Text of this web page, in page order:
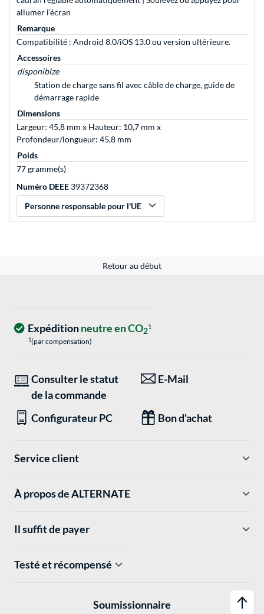
allumer l’écran
Remarque
Compatibilité : Android 8.0/iOS 13.0 ou version ultérieure.
Accessoires
disponiblze
Station de charge sans fil avec câble de charge, guide de
démarrage rapide
Dimensions
Largeur: 45,8 mm x Hauteur: 10,7 mm x
Profondeur/longueur: 45,8 mm
Poids
77 gramme(s)
Numéro DEEE 39372368
Personne responsable pour l'UE
Retour au début
Expéditionneutre en CO21
1(par compensation)
Consulter le statut
de la commande
E-Mail
Configurateur PC Bon d'achat
Service client
À propos de ALTERNATE
Il suffit de payer
Testé et récompensé
Soumissionnaire